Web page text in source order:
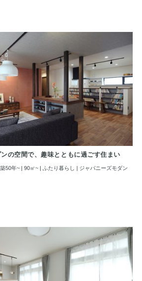
の空間で、趣味とともに過ごす住まい
50年~ | 90㎡~ | ふたり暮らし | ジャパニーズモダン